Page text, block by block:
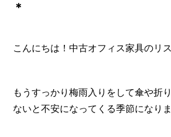
＊
こんにちは！中古オフィス家具のリス
もうすっかり梅雨入りをして傘や折
ないと不安になってくる季節になりま